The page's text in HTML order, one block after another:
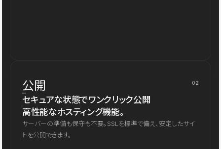
公開 02
セキュアな状態でワンクリック公開
高性能なホスティング機能。
サーバーの準備も保守も不要。SSLを標準で備え、安定したサイ
トを公開できます。